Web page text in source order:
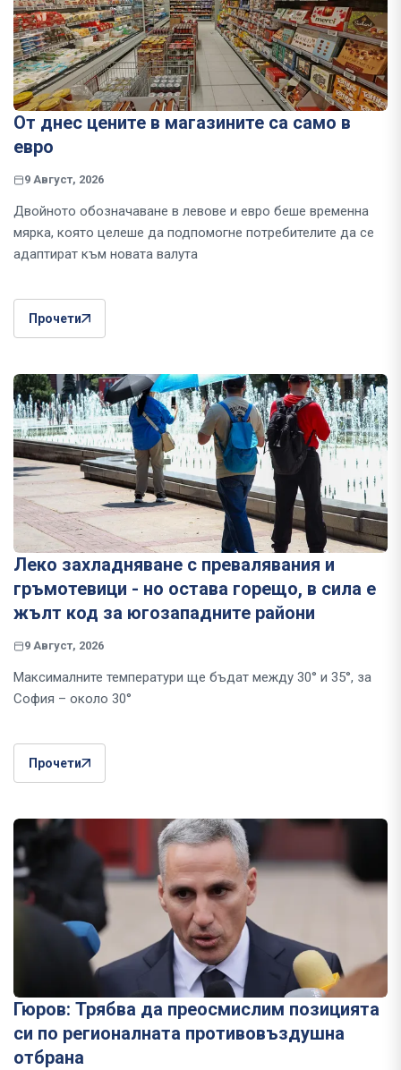
От днес цените в магазините са само в
евро
9 Август, 2026
Двойното обозначаване в левове и евро беше временна
мярка, която целеше да подпомогне потребителите да се
адаптират към новата валута
Прочети
Леко захладняване с превалявания и
гръмотевици - но остава горещо, в сила е
жълт код за югозападните райони
9 Август, 2026
Максималните температури ще бъдат между 30° и 35°, за
София – около 30°
Прочети
Гюров: Трябва да преосмислим позицията
си по регионалната противовъздушна
отбрана